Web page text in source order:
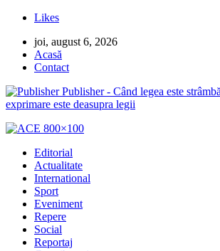
Likes
joi, august 6, 2026
Acasă
Contact
Publisher - Când legea este
exprimare este deasupra legii
Editorial
Actualitate
International
Sport
Eveniment
Repere
Social
Reportaj